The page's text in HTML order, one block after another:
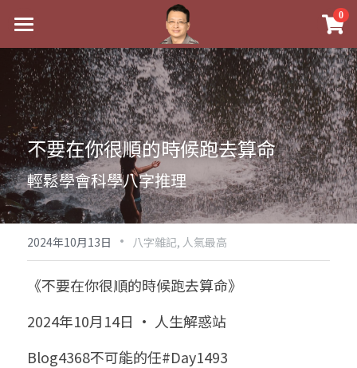
0
最新消息
關於我
實體經營
祖傳命理
手工印鑑
課程介紹
五行八字學
後天派陽宅
Blog
黃金會員專區
八字雜記
心靈成長
人氣最高
試閱專區
Podcast聽書
團隊訓練營
八字視頻
線上學苑
八字初階班1
八字初階班2
命理商城
八字完整班
我的著作
不要在你很順的時候跑去算命
輕鬆學會科學八字推理
2024年10月13日 · 八字雜記, 人氣最高
《不要在你很順的時候跑去算命》
2024年10月14日 · 人生解惑站
Blog4368不可能的任#Day1493
×
商品分類
八字線上完整班
科學八字推理PDF
《十神高階實戰錄》完整典藏版
1美元超值PDF